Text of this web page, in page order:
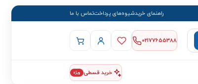
راهنمای خریدشیوه‌های پرداختتماس با ما
02177655388
خرید قسطی ویژه